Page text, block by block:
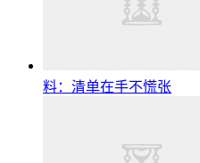
料：清单在手不慌张